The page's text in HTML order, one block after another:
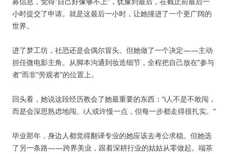
小时提交了申请。就是这最后一小时，让她撞进了一个更广阔的
世界。
进了梦工坊，社恐还是会偶尔冒头。但她做了一个决定——主动
担任微电影主角。从脚本沟通到妆造细节，全程把自己放在”参与
者”而非”旁观者”的位置上。
回头看，她说这段经历教会了她最重要的东西：”i人不是不敢闯，
而是会深思熟虑地闯。i人或许慢一点，但每一步都走得很扎实。”
毕业那年，身边人都觉得翻译专业的她应该去考公求稳。但她选
了另一条路——跨界美业，跟着深耕行业的姑姑从零做起。端茶